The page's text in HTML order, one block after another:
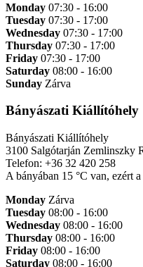
Monday 07:30 - 16:00
Tuesday 07:30 - 17:00
Wednesday 07:30 - 17:00
Thursday 07:30 - 17:00
Friday 07:30 - 17:00
Saturday 08:00 - 16:00
Sunday Zárva
Bányászati Kiállítóhely
Bányászati Kiállítóhely
3100 Salgótarján Zemlinszky
Telefon: +36 32 420 258
A bányában 15 °C van, ezért
Monday Zárva
Tuesday 08:00 - 16:00
Wednesday 08:00 - 16:00
Thursday 08:00 - 16:00
Friday 08:00 - 16:00
Saturday 08:00 - 16:00